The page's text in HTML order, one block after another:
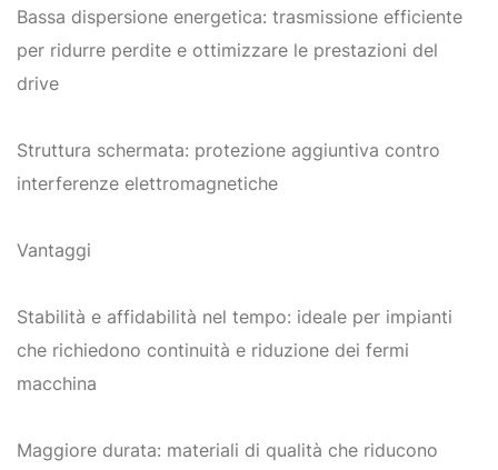
Bassa dispersione energetica: trasmissione efficiente
per ridurre perdite e ottimizzare le prestazioni del
drive
Struttura schermata: protezione aggiuntiva contro
interferenze elettromagnetiche
Vantaggi
Stabilità e affidabilità nel tempo: ideale per impianti
che richiedono continuità e riduzione dei fermi
macchina
Maggiore durata: materiali di qualità che riducono